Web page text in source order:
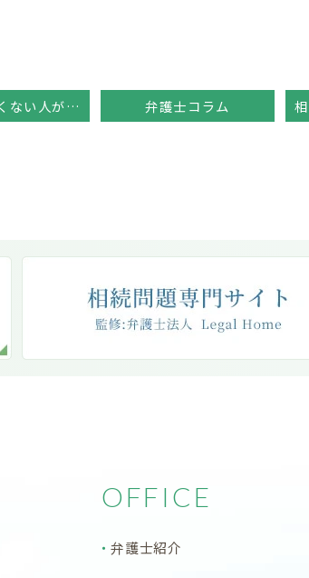
相続させたくない人がいる 弁護士コラム
OFFICE
弁護士紹介